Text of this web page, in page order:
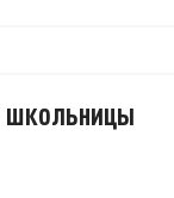
школьницы